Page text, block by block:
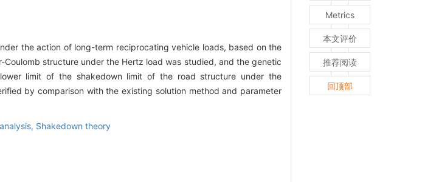
the action of long-term reciprocating vehicle loads, based on the
structure under the Hertz load was studied, and the genetic
limit of the shakedown limit of the road structure under the
by comparison with the existing solution method and parameter
Shakedown theory
Metrics
本文评价
推荐阅读
回顶部